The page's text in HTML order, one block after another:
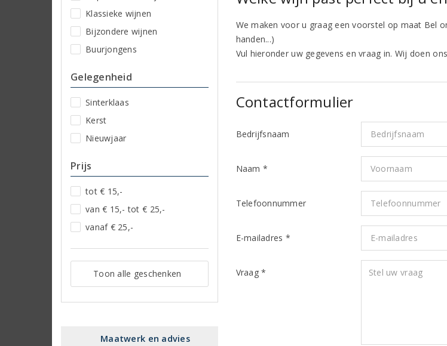
Klassieke wijnen
Bijzondere wijnen
Buurjongens
Gelegenheid
Sinterklaas
Kerst
Nieuwjaar
Prijs
tot € 15,-
van € 15,- tot € 25,-
vanaf € 25,-
Toon alle geschenken
Maatwerk en advies
We maken voor u graag een voorstel op maat Bel
handen...)
Vul hieronder uw gegevens en vraag in. Wij doen
Contactformulier
Bedrijfsnaam
Naam *
Telefoonnummer
E-mailadres *
Vraag *